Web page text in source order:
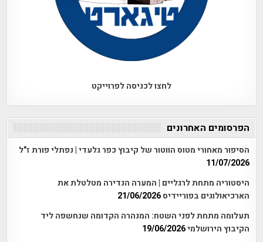
לחצו לכניסה לפרוייקט
הפרסומים האחרונים
הסיפור מאחורי מטוס הווטור של קיבוץ כפר גלעדי | נפתלי פורת ז"ל
11/07/2026
היסטוריה מתחת לרגליים | המערה הנדירה מטלטלת את
הארכיאולוגים בפוריידיס21/06/2026
תעלומה מתחת לפני השטח: המנהרה הקדומה שנחשפה ליד
הקיבוץ הירושלמי19/06/2026